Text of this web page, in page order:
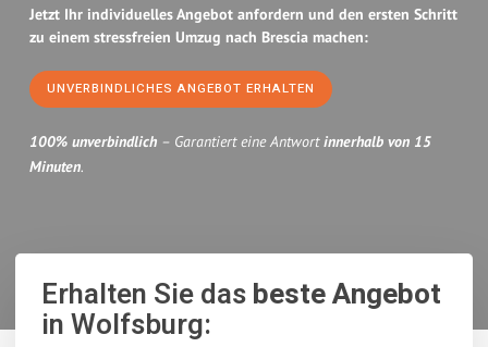
Jetzt Ihr individuelles Angebot anfordern und den ersten Schritt
zu einem stressfreien Umzug nach Brescia machen:
UNVERBINDLICHES ANGEBOT ERHALTEN
100% unverbindlich – Garantiert eine Antwortinnerhalb von 15
Minuten.
Erhalten Sie dasbeste Angebot
in Wolfsburg: